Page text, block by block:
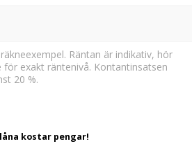
Räntan är indikativ, hör
för exakt räntenivå. Kontantinsatsen
20 %.
kostar pengar!